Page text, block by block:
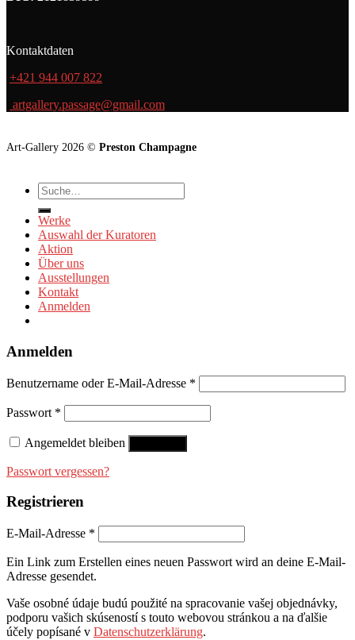
Kontaktdaten
+421 944 007 822
artgallery.passage@gmail.com
Art-Gallery 2026 © Preston Champagne
Suche
nach:
Werke
Auswahl der Kuratoren
Aktion
Über uns
Ausstellungen
Kontakt
Anmelden
Anmelden
Benutzername oder E-Mail-Adresse *
Passwort *
Angemeldet bleiben
Passwort vergessen?
Registrieren
E-Mail-Adresse *
Ein Link zum Erstellen eines neuen Passwort wird an deine E-Mail-
Adresse gesendet.
Vaše osobné údaje budú použité na spracovanie vašej objednávky,
podporu vašich skúseností s touto webovou stránkou a na ďalšie
účely popísané v Datenschutzerklärung.